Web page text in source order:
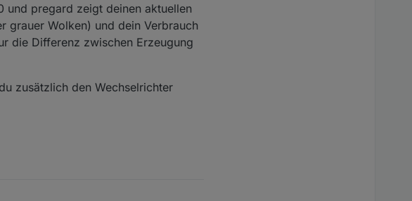
und pregard zeigt deinen aktuellen
grauer Wolken) und dein Verbrauch
die Differenz zwischen Erzeugung
zusätzlich den Wechselrichter